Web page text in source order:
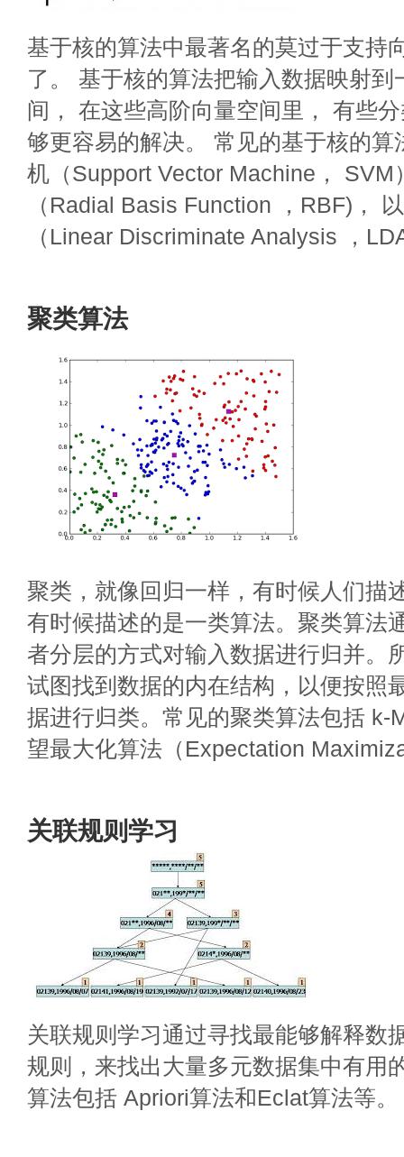
基于核的算法中最著名的莫过于支持
了。 基于核的算法把输入数据映射到
间， 在这些高阶向量空间里， 有些
够更容易的解决。 常见的基于核的算
机（Support Vector Machine， SVM
（Radial Basis Function ，RBF)，
（Linear Discriminate Analysis ，
聚类算法
聚类，就像回归一样，有时候人们描
有时候描述的是一类算法。聚类算法
者分层的方式对输入数据进行归并。
试图找到数据的内在结构，以便按照
据进行归类。常见的聚类算法包括 k-
望最大化算法（Expectation
关联规则学习
关联规则学习通过寻找最能够解释数
规则，来找出大量多元数据集中有用
算法包括 Apriori算法和Eclat算法等。